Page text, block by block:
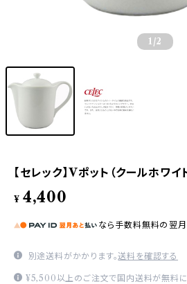
1 /2
【セレック】Vポット（クールホワイ
¥ 4,400
なら 手数料無料の 翌
別途送料がかかります。送料を確認する
¥5,500以上のご注文で国内送料が無料に